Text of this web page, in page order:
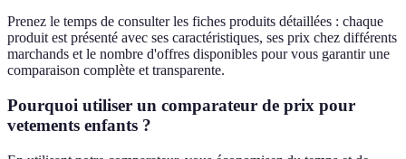
Prenez le temps de consulter les fiches produits détaillées : chaque
produit est présenté avec ses caractéristiques, ses prix chez différents
marchands et le nombre d'offres disponibles pour vous garantir une
comparaison complète et transparente.
Pourquoi utiliser un comparateur de prix pour
vetements enfants ?